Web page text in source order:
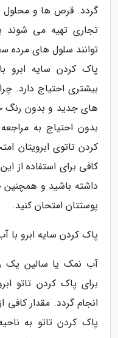
گردد. قرص ها و محلول
تجاری تهیه می شوند
توانند سلول های مرده
پاک کردن سایه ابرو
بیشتری احتیاج دارد.
های جدید و بدون رنگ
بدون احتیاج به
کردن تاتوی ابرویتان
کافی برای استفاده از
داشته باشید و همچنین
پوستتان امتحان کنید.
پاک کردن سایه ابرو با
آب نمک یا سالین یک
برای پاک کردن تاتو
انجام گردد. مقدار
پاک کردن تاتو به